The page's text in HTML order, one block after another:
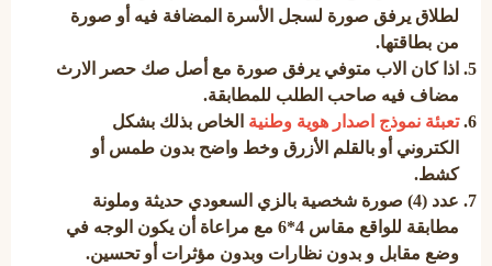
لطلاق يرفق صورة لسجل الأسرة المضافة فيه أو صورة
من بطاقتها.
اذا كان الاب متوفي يرفق صورة مع أصل صك حصر الارث
مضاف فيه صاحب الطلب للمطابقة.
تعبئة نموذج اصدار هوية وطنية الخاص بذلك بشكل
الكتروني أو بالقلم الأزرق وخط واضح بدون طمس أو
كشط.
عدد (4) صورة شخصية بالزي السعودي حديثة وملونة
مطابقة للواقع مقاس 4*6 مع مراعاة أن يكون الوجه في
وضع مقابل و بدون نظارات وبدون مؤثرات أو تحسين.